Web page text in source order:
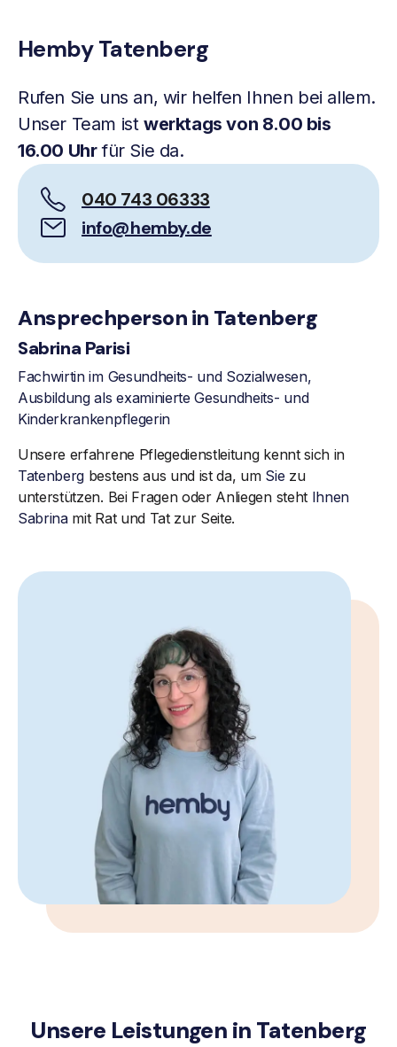
Hemby Tatenberg
Rufen Sie uns an, wir helfen Ihnen bei allem.
Unser Team ist werktags von 8.00 bis
16.00 Uhrfür Sie da.
040 743 06333
info@hemby.de
Ansprechperson in Tatenberg
Sabrina Parisi
Fachwirtin im Gesundheits- und Sozialwesen,
Ausbildung als examinierte Gesundheits- und
Kinderkrankenpflegerin
Unsere erfahrene Pflegedienstleitung kennt sich in
Tatenberg bestens aus und ist da, um Sie zu
unterstützen. Bei Fragen oder Anliegen steht Ihnen
Sabrinamit Rat und Tat zur Seite.
Unsere Leistungen in Tatenberg